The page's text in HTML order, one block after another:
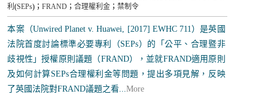
利(SEPs)；FRAND ；合理權利金 ；禁制令
本案（Unwired Planet v. Huawei, [2017] EWHC 711）是英國
法院首度討論標準必要專利（SEPs）的「公平、合理暨非
歧視性」授權原則議題（FRAND），並就FRAND適用原則
及如何計算SEPs合理權利金等問題，提出多項見解，反映
了英國法院對FRAND議題之看...More